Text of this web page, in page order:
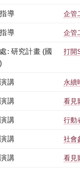
導 企管
導 企管
: 研究計畫 (國
打開
講 永續
講 看見
講 行動
講 社會
講 看見